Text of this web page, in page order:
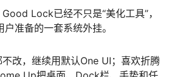
Lock已经不只是“美化工具”，
准备的一套系统外挂。
改，继续用默认One UI；喜欢折腾